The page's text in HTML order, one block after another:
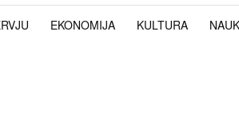
EKONOMIJA KULTURA